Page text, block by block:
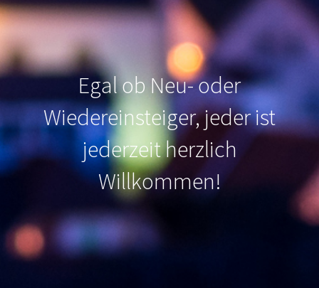
Egal ob Neu- oder
Wiedereinsteiger, jeder ist
jederzeit herzlich
Willkommen!